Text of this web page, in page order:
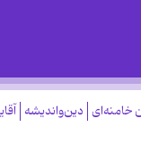
خامنه‌ای دین‌واندیشه